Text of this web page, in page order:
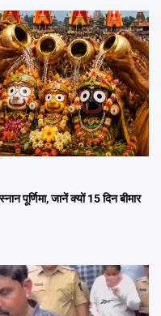
जानें क्यों 15 दिन बीमार